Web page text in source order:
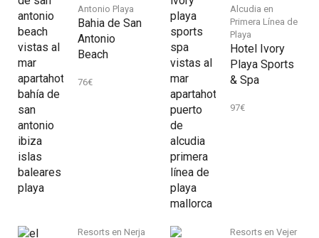
Antonio Playa
Bahia de San
Antonio
Beach
76€
Alcudia en
Primera Línea de
Playa
Hotel Ivory
Playa Sports
& Spa
97€
Resorts en Nerja
Resorts en Vejer